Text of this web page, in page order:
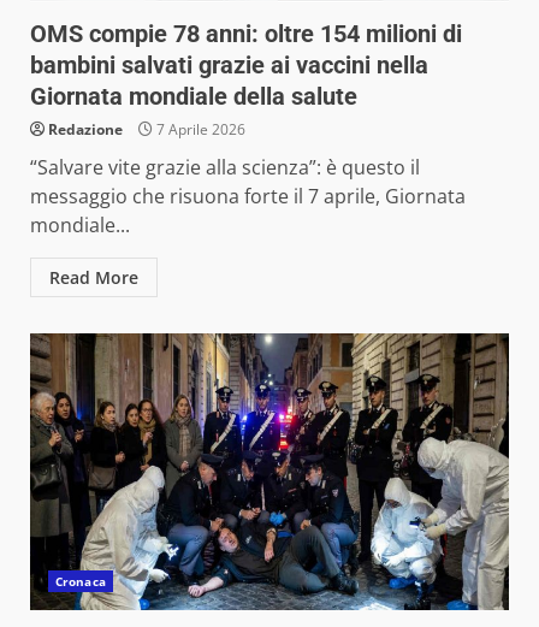
OMS compie 78 anni: oltre 154 milioni di
bambini salvati grazie ai vaccini nella
Giornata mondiale della salute
Redazione 7 Aprile 2026
“Salvare vite grazie alla scienza”: è questo il
messaggio che risuona forte il 7 aprile, Giornata
mondiale...
Read More
Cronaca